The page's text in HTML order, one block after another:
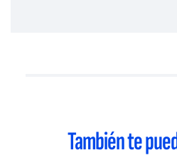
También te